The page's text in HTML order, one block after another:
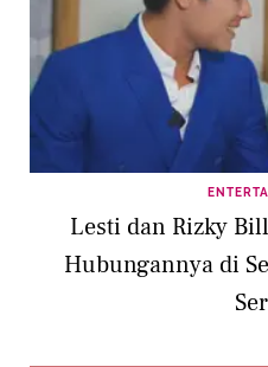
Lesti dan Rizky
Hubungannya di